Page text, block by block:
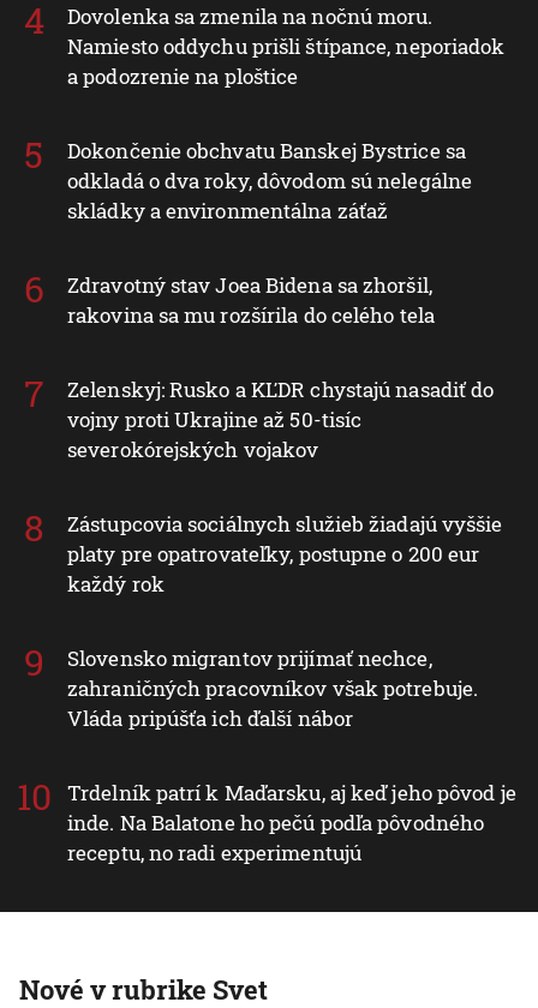
Dovolenka sa zmenila na nočnú moru.
Namiesto oddychu prišli štípance, neporiadok
a podozrenie na ploštice
Dokončenie obchvatu Banskej Bystrice sa
odkladá o dva roky, dôvodom sú nelegálne
skládky a environmentálna záťaž
Zdravotný stav Joea Bidena sa zhoršil,
rakovina sa mu rozšírila do celého tela
Zelenskyj: Rusko a KĽDR chystajú nasadiť do
vojny proti Ukrajine až 50-tisíc
severokórejských vojakov
Zástupcovia sociálnych služieb žiadajú vyššie
platy pre opatrovateľky, postupne o 200 eur
každý rok
Slovensko migrantov prijímať nechce,
zahraničných pracovníkov však potrebuje.
Vláda pripúšťa ich ďalší nábor
Trdelník patrí k Maďarsku, aj keď jeho pôvod je
inde. Na Balatone ho pečú podľa pôvodného
receptu, no radi experimentujú
Nové v rubrike Svet